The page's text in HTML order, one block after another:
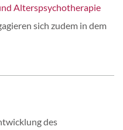
Alterspsychotherapie
sich zudem in dem
des